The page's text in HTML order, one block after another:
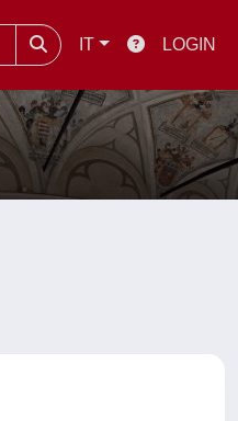
IT LOGIN